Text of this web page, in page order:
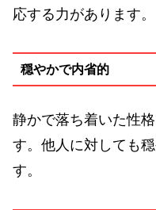
応する力があります。
穏やかで内省的
静かで落ち着いた性
す。他人に対しても
す。